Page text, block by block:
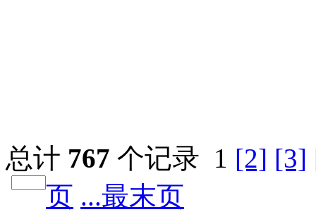
总计 767 个记录 1 [2] [3]
页 ...最末页